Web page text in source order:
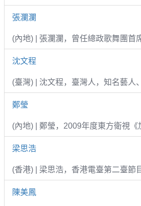
張瀾瀾
(內地) | 張瀾瀾，曾任總政歌舞團首
沈文程
(臺灣) | 沈文程，臺灣人，知名藝人
鄭瑩
(內地) | 鄭瑩，2009年度東方衛視《
梁思浩
(香港) | 梁思浩，香港電臺第二臺節
陳美鳳